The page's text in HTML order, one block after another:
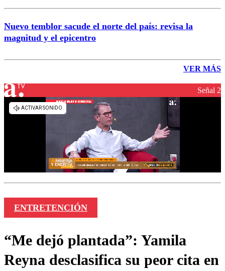
Nuevo temblor sacude el norte del país: revisa la
magnitud y el epicentro
VER MÁS
Señal 2
ENTRETENCIÓN
“Me dejó plantada”: Yamila
Reyna desclasifica su peor cita en